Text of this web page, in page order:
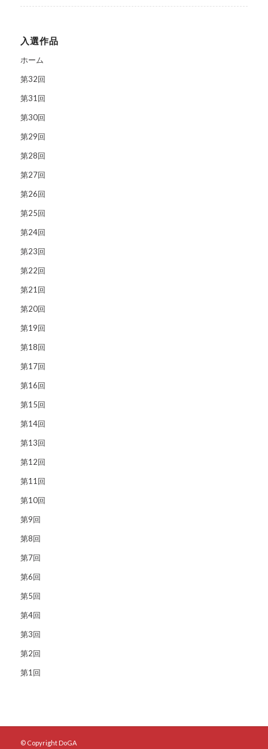
入選作品
ホーム
第32回
第31回
第30回
第29回
第28回
第27回
第26回
第25回
第24回
第23回
第22回
第21回
第20回
第19回
第18回
第17回
第16回
第15回
第14回
第13回
第12回
第11回
第10回
第9回
第8回
第7回
第6回
第5回
第4回
第3回
第2回
第1回
© Copyright DoGA